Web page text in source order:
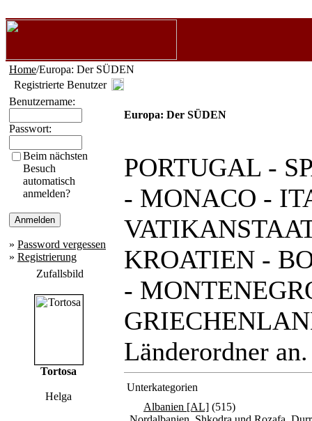
Home/Europa: Der SÜDEN
Registrierte Benutzer
Benutzername:
Passwort:
Beim nächsten
Besuch
automatisch
anmelden?
» Password vergessen
» Registrierung
Zufallsbild
Tortosa
Helga
Europa: Der SÜDEN
PORTUGAL -
- MONACO -
KROATIEN -
-
Länderordner
Unterkategorien
Albanien [AL] (515)